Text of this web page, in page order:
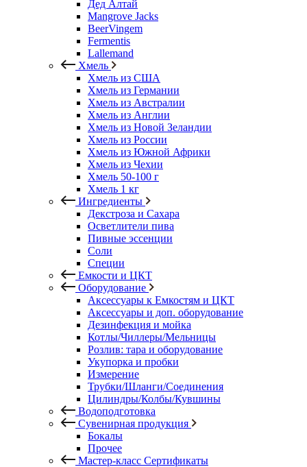
Дед Алтай
Mangrove Jacks
BeerVingem
Fermentis
Lallemand
Хмель
Хмель из США
Хмель из Германии
Хмель из Австралии
Хмель из Англии
Хмель из Новой Зеландии
Хмель из России
Хмель из Южной Африки
Хмель из Чехии
Хмель 50-100 г
Хмель 1 кг
Ингредиенты
Декстроза и Сахара
Осветлители пива
Пивные эссенции
Соли
Специи
Емкости и ЦКТ
Оборудование
Аксессуары к Емкостям и ЦКТ
Аксессуары и доп. оборудование
Дезинфекция и мойка
Котлы/Чиллеры/Мельницы
Розлив: тара и оборудование
Укупорка и пробки
Измерение
Трубки/Шланги/Соединения
Цилиндры/Колбы/Кувшины
Водоподготовка
Сувенирная продукция
Бокалы
Прочее
Мастер-класс Сертификаты